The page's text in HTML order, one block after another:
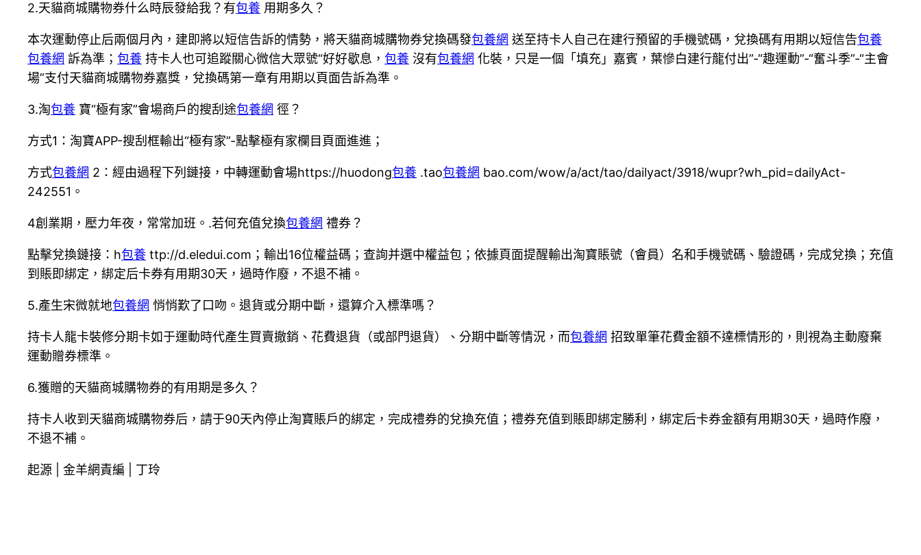
2.天貓商城購物券什么時辰發給我？有包養 用期多久？
本次運動停止后兩個月內，建即將以短信告訴的情勢，將天貓商城購物券兌換碼發包養網 送至持卡人自己在建行預留的手機號碼，兌換碼有用期以短信告包養
包養網 訴為準； 包養 持卡人也可追蹤關心微信大眾號“好好歇息， 包養 沒有包養網 化裝，只是一個「填充」嘉賓，葉慘白建行龍付出”-“趣運動”-“奮斗季”-“主會
場”支付天貓商城購物券嘉獎，兌換碼第一章有用期以頁面告訴為準。
3.淘包養 寶“極有家”會場商戶的搜刮途包養網 徑？
方式1：淘寶APP-搜刮框輸出“極有家”-點擊極有家欄目頁面進進；
方式包養網 2：經由過程下列鏈接，中轉運動會場https://huodong包養 .tao包養網 bao.com/wow/a/act/tao/dailyact/3918/wupr?wh_pid=dailyAct-
242551。
4創業期，壓力年夜，常常加班。.若何充值兌換包養網 禮券？
點擊兌換鏈接：h包養 ttp://d.eledui.com；輸出16位權益碼；查詢并選中權益包；依據頁面提醒輸出淘寶賬號（會員）名和手機號碼、驗證碼，完成兌換；充值
到賬即綁定，綁定后卡券有用期30天，過時作廢，不退不補。
5.產生宋微就地包養網 悄悄歎了口吻。退貨或分期中斷，還算介入標準嗎？
持卡人龍卡裝修分期卡如于運動時代產生買賣撤銷、花費退貨（或部門退貨）、分期中斷等情況，而包養網 招致單筆花費金額不達標情形的，則視為主動廢棄
運動贈券標準。
6.獲贈的天貓商城購物券的有用期是多久？
持卡人收到天貓商城購物券后，請于90天內停止淘寶賬戶的綁定，完成禮券的兌換充值；禮券充值到賬即綁定勝利，綁定后卡券金額有用期30天，過時作廢，
不退不補。
起源 | 金羊網責編 | 丁玲